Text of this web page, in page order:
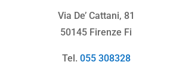
Via De’ Cattani, 81
50145 Firenze Fi
Tel. 055 308328